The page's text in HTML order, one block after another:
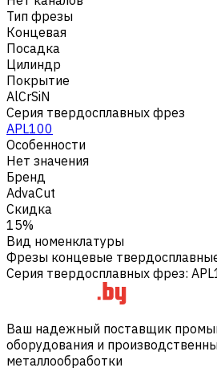
Тип фрезы
Концевая
Посадка
Цилиндр
Покрытие
AlCrSiN
Серия твердосплавных фрез
APL100
Особенности
Нет значения
Бренд
AdvaCut
Скидка
15%
Вид номенклатуры
Фрезы концевые
Серия твердосплавных фрез:
Ваш надежный поставщик
оборудования и
металлообработки